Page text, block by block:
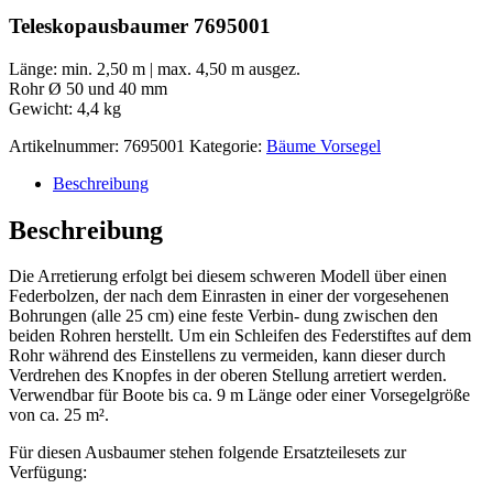
Teleskopausbaumer 7695001
Länge: min. 2,50 m | max. 4,50 m ausgez.
Rohr Ø 50 und 40 mm
Gewicht: 4,4 kg
Artikelnummer: 7695001 Kategorie: Bäume Vorsegel
Beschreibung
Beschreibung
Die Arretierung erfolgt bei diesem schweren Modell über einen
Federbolzen, der nach dem Einrasten in einer der vorgesehenen
Bohrungen (alle 25 cm) eine feste Verbin- dung zwischen den
beiden Rohren herstellt. Um ein Schleifen des Federstiftes auf dem
Rohr während des Einstellens zu vermeiden, kann dieser durch
Verdrehen des Knopfes in der oberen Stellung arretiert werden.
Verwendbar für Boote bis ca. 9 m Länge oder einer Vorsegelgröße
von ca. 25 m².
Für diesen Ausbaumer stehen folgende Ersatzteilesets zur
Verfügung: